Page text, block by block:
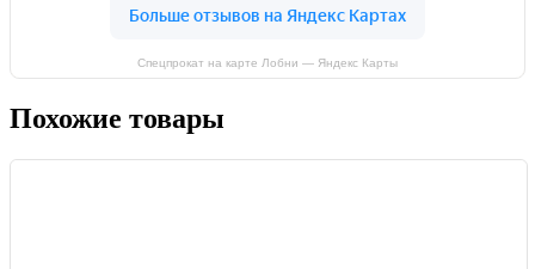
Спецпрокат на карте Лобни — Яндекс Карты
Похожие товары